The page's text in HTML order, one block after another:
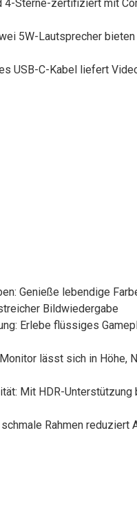
4-Sterne-zertifiziert
Zwei 5W-Lautsprecher
USB-C-Kabel liefert
Genieße lebendige
Bildwiedergabe
Erlebe flüssiges
lässt sich in
Mit HDR-
Rahmen